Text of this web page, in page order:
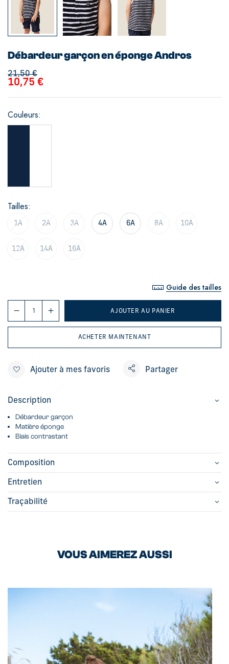
Débardeur garçon en éponge Andros
21,50€
10,75 €
Couleurs
Tailles
1A 2A 3A 4A 6A 8A 10A
12A 14A 16A
Guide des tailles
AJOUTER AU PANIER
ACHETER MAINTENANT
Ajouter à mes favoris Partager
Description
Débardeur garçon
Matière éponge
Biais contrastant
Composition
Entretien
Traçabilité
VOUS AIMEREZ AUSSI